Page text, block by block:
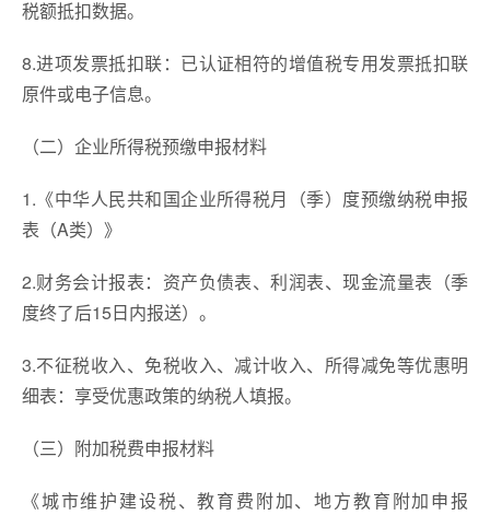
税额抵扣数据。
8.进项发票抵扣联：已认证相符的增值税专用发票抵扣联
原件或电子信息。
（二）企业所得税预缴申报材料
1.《中华人民共和国企业所得税月（季）度预缴纳税申报
表（A类）》
2.财务会计报表：资产负债表、利润表、现金流量表（季
度终了后15日内报送）。
3.不征税收入、免税收入、减计收入、所得减免等优惠明
细表：享受优惠政策的纳税人填报。
（三）附加税费申报材料
《城市维护建设税、教育费附加、地方教育附加申报